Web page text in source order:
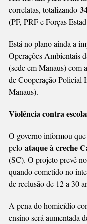
correlatas, totalizando
(PF, PRF e Forças
Está no plano ainda a
Operações Ambientais
(sede em Manaus) com
de Cooperação Policial
Manaus).
Violência contra
O governo informou
pelo ataque à creche
(SC). O projeto prevê
quando cometido no
de reclusão de 12 a 30
A pena do homicídio
ensino será aumentada